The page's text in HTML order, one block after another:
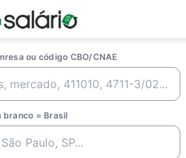
ou código CBO/CNAE
branco = Brasil